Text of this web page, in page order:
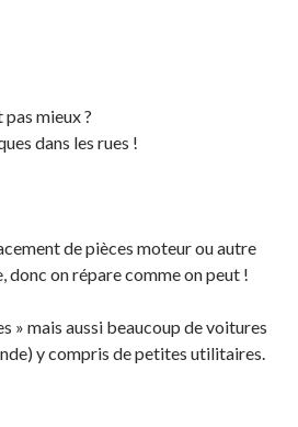
pas mieux ?
dans les rues !
de pièces moteur ou autre
donc on répare comme on peut !
» mais aussi beaucoup de voitures
y compris de petites utilitaires.